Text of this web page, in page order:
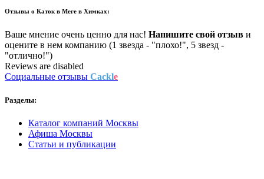
Отзывы о Каток в Меге в Химках:
Ваше мнение очень ценно для нас! Напишите свой отзыв и
оцените в нем компанию (1 звезда - "плохо!", 5 звезд -
"отлично!")
Reviews are disabled
Социальные отзывы Cackle
Разделы:
Каталог компаний Москвы
Афиша Москвы
Статьи и публикации